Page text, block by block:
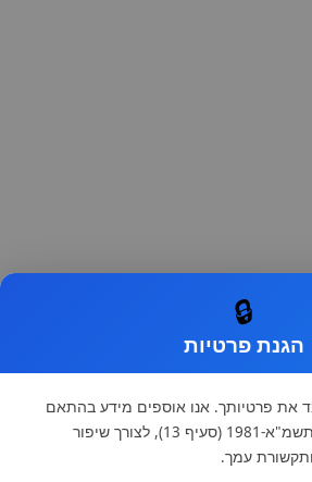
🔒
הגנת פרטיות
את פרטיותך. אנו אוספים מידע בהתאם
לחוק הגנת הפרטיות, התשמ"א-1981 (סעיף 13), לצורך שיפור
עמך.